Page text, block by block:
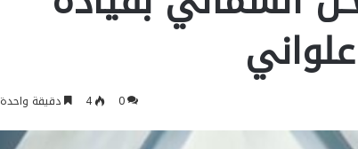
0
4 دقيقة واحدة